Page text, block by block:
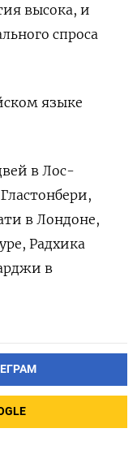
высока, и
спроса
языке
в Лос-
в Лондоне,
Радхика
в